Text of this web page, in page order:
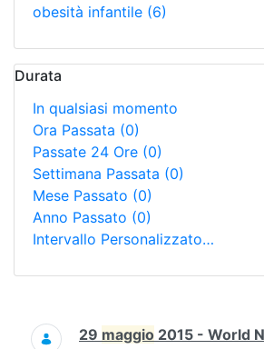
obesità infantile (6)
Durata
In qualsiasi momento
Ora Passata (0)
Passate 24 Ore (0)
Settimana Passata (0)
Mese Passato (0)
Anno Passato (0)
Intervallo Personalizzato…
Ricerca
29 maggio 2015 - World